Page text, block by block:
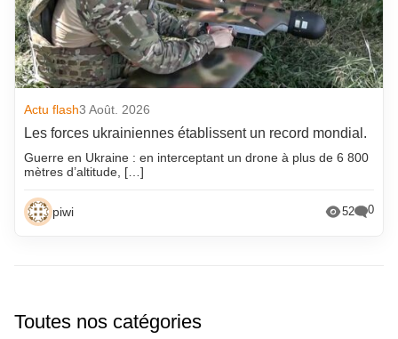
Actu flash3 Août. 2026
Les forces ukrainiennes établissent un record mondial.
Guerre en Ukraine : en interceptant un drone à plus de 6 800
mètres d’altitude, […]
piwi 52 0
Toutes nos catégories